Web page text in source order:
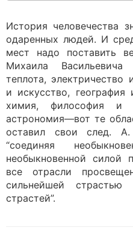
История человечества
одаренных людей. И
мест надо поставить
Михаила
теплота, электричество
и искусство,
химия, философия и
астрономия—вот те
оставил свои след.
“соединяя
необыкновенной силой
все отрасли
сильнейшей
страстей”.